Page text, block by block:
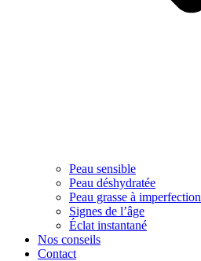
Peau sensible
Peau déshydratée
Peau grasse à imperfection
Signes de l’âge
Éclat instantané
Nos conseils
Contact